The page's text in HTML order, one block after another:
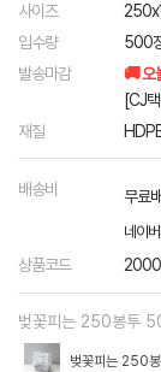
사이즈
입수량
500
발송마감
🚚 오
[CJ
재질
배송비 무료
네이
상품코드
벚꽃피는 250봉투
벚꽃피는 250